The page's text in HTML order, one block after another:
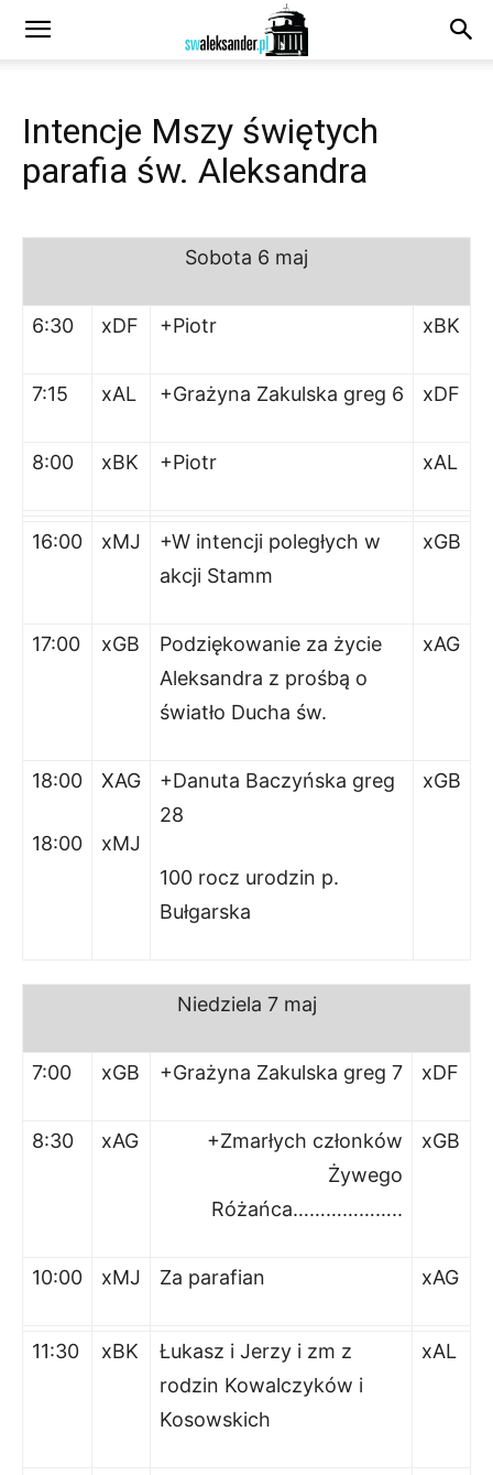
Intencje Mszy świętych
parafia św. Aleksandra
Sobota 6 maj
6:30 xDF +Piotr xBK
7:15 xAL +Grażyna Zakulska greg 6 xDF
8:00 xBK +Piotr xAL
16:00 xMJ
+W intencji poległych w
akcji Stamm
xGB
17:00 xGB
Podziękowanie za życie
Aleksandra z prośbą o
światło Ducha św.
xAG
18:00
18:00
XAG
xMJ
+Danuta Baczyńska greg
28
100 rocz urodzin p.
Bułgarska
xGB
Niedziela 7 maj
7:00 xGB +Grażyna Zakulska greg 7 xDF
8:30 xAG
+Zmarłych członków
Żywego
Różańca………………..
xGB
10:00 xMJ Za parafian xAG
11:30 xBK
Łukasz i Jerzy i zm z
rodzin Kowalczyków i
Kosowskich
xAL